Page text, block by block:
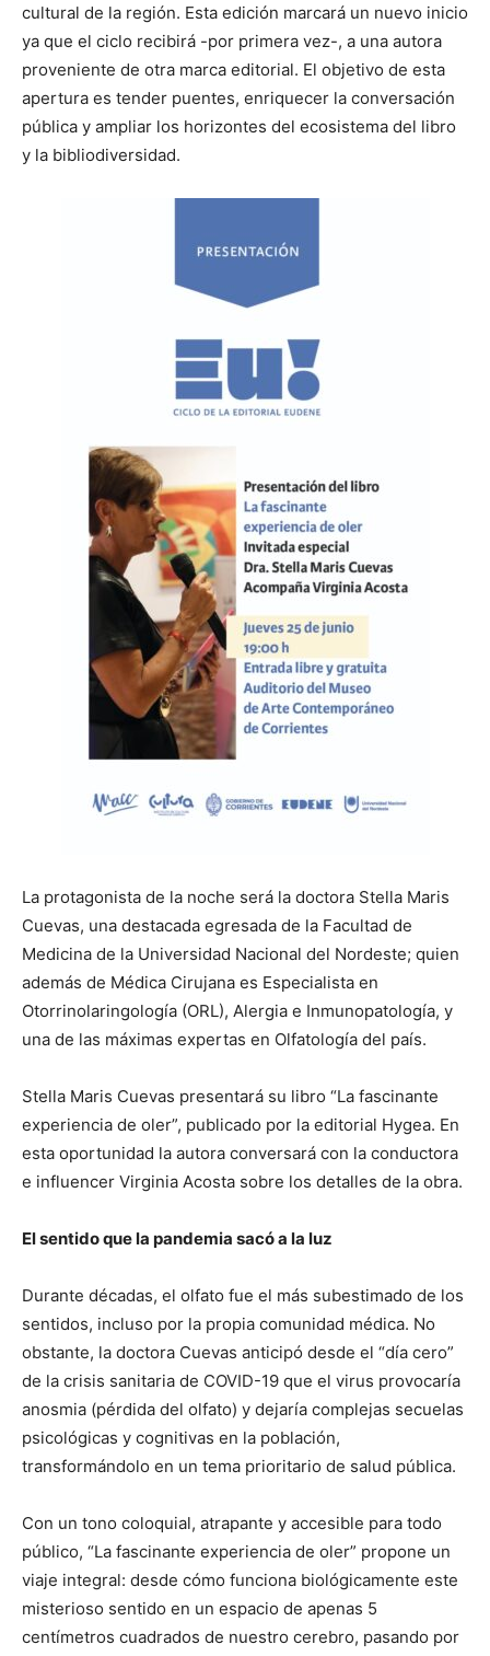
cultural de la región. Esta edición marcará un nuevo inicio
ya que el ciclo recibirá -por primera vez-, a una autora
proveniente de otra marca editorial. El objetivo de esta
apertura es tender puentes, enriquecer la conversación
pública y ampliar los horizontes del ecosistema del libro
y la bibliodiversidad.
La protagonista de la noche será la doctora Stella Maris
Cuevas, una destacada egresada de la Facultad de
Medicina de la Universidad Nacional del Nordeste; quien
además de Médica Cirujana es Especialista en
Otorrinolaringología (ORL), Alergia e Inmunopatología, y
una de las máximas expertas en Olfatología del país.
Stella Maris Cuevas presentará su libro “La fascinante
experiencia de oler”, publicado por la editorial Hygea. En
esta oportunidad la autora conversará con la conductora
e influencer Virginia Acosta sobre los detalles de la obra.
El sentido que la pandemia sacó a la luz
Durante décadas, el olfato fue el más subestimado de los
sentidos, incluso por la propia comunidad médica. No
obstante, la doctora Cuevas anticipó desde el “día cero”
de la crisis sanitaria de COVID-19 que el virus provocaría
anosmia (pérdida del olfato) y dejaría complejas secuelas
psicológicas y cognitivas en la población,
transformándolo en un tema prioritario de salud pública.
Con un tono coloquial, atrapante y accesible para todo
público, “La fascinante experiencia de oler” propone un
viaje integral: desde cómo funciona biológicamente este
misterioso sentido en un espacio de apenas 5
centímetros cuadrados de nuestro cerebro, pasando por